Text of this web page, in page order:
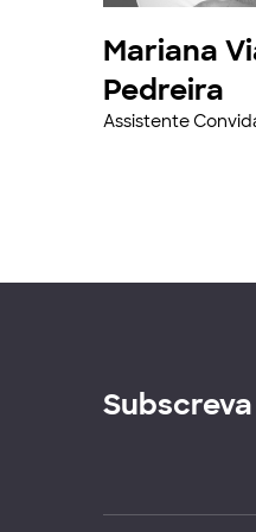
Mariana
Pedreira
Assistente